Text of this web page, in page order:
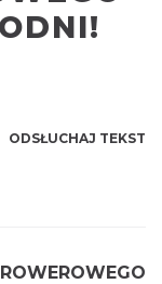
ODSŁUCHAJ TEKST